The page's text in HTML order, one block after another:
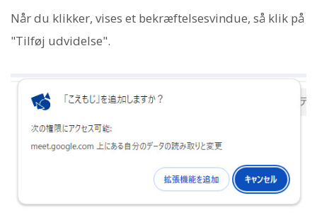
Når du klikker, vises et bekræftelsesvindue, så klik på
"Tilføj udvidelse".